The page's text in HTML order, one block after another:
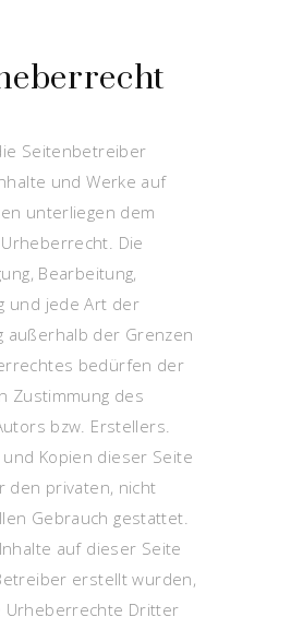
Seitenbetreiber
und Werke auf
unterliegen dem
Die
Bearbeitung,
und jede Art der
außerhalb der Grenzen
bedürfen der
Zustimmung des
bzw. Erstellers.
Kopien dieser Seite
den privaten, nicht
Gebrauch gestattet.
auf dieser Seite
erstellt wurden,
Urheberrechte Dritter